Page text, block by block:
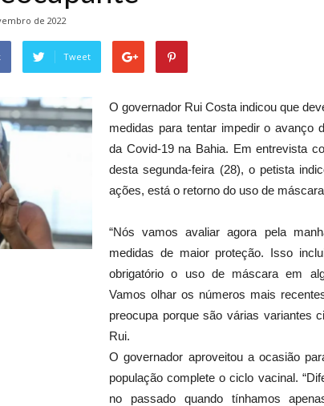
de 2022
Tweet
O governador Rui Costa indicou que
medidas para tentar impedir o avanço
da Covid-19 na Bahia. Em entrevista
desta segunda-feira (28), o petista
ações, está o retorno do uso de
“Nós vamos avaliar agora pela
medidas de maior proteção. Isso
obrigatório o uso de máscara em
Vamos olhar os números mais
preocupa porque são várias variantes
Rui.
O governador aproveitou a ocasião
população complete o ciclo vacinal.
no passado quando tínhamos